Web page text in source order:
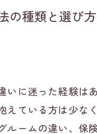
の種類と選び
いに迷った経験
えている方は少な
ルームの違い、保